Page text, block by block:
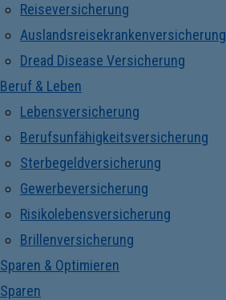
Reiseversicherung
Auslandsreisekrankenversicherung
Dread Disease Versicherung
Beruf & Leben
Lebensversicherung
Berufsunfähigkeitsversicherung
Sterbegeldversicherung
Gewerbeversicherung
Risikolebensversicherung
Brillenversicherung
Sparen & Optimieren
Sparen